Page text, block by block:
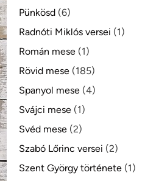
Pünkösd (6)
Radnóti Miklós versei (1)
Román mese (1)
Rövid mese (185)
Spanyol mese (4)
Svájci mese (1)
Svéd mese (2)
Szabó Lőrinc versei (2)
Szent György története (1)